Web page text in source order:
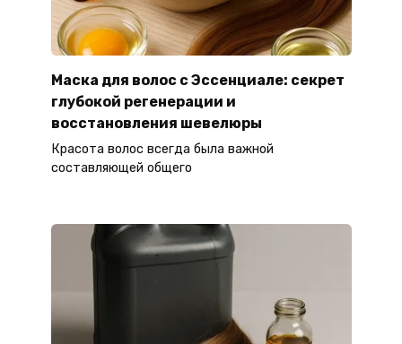
Маска для волос с Эссенциале: секрет
глубокой регенерации и
восстановления шевелюры
Красота волос всегда была важной
составляющей общего